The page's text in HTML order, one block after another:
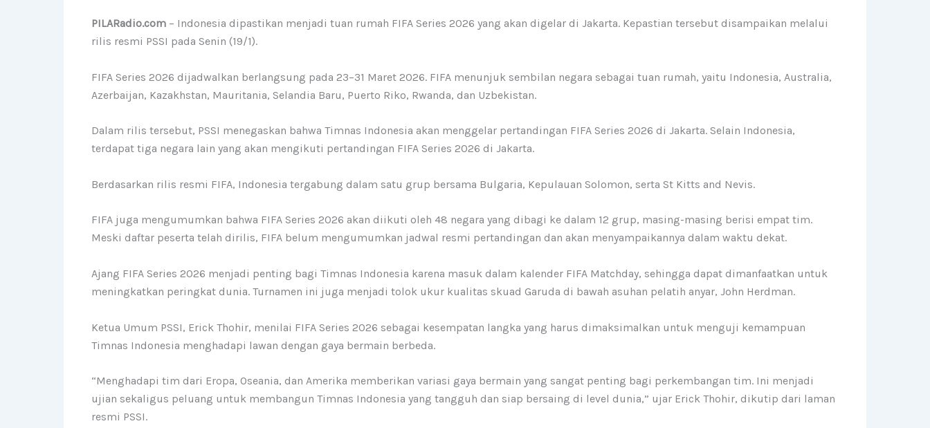
PILARadio.com – Indonesia dipastikan menjadi tuan rumah FIFA Series 2026 yang akan digelar di Jakarta. Kepastian tersebut disampaikan melalui
rilis resmi PSSI pada Senin (19/1).
FIFA Series 2026 dijadwalkan berlangsung pada 23–31 Maret 2026. FIFA menunjuk sembilan negara sebagai tuan rumah, yaitu Indonesia, Australia,
Azerbaijan, Kazakhstan, Mauritania, Selandia Baru, Puerto Riko, Rwanda, dan Uzbekistan.
Dalam rilis tersebut, PSSI menegaskan bahwa Timnas Indonesia akan menggelar pertandingan FIFA Series 2026 di Jakarta. Selain Indonesia,
terdapat tiga negara lain yang akan mengikuti pertandingan FIFA Series 2026 di Jakarta.
Berdasarkan rilis resmi FIFA, Indonesia tergabung dalam satu grup bersama Bulgaria, Kepulauan Solomon, serta St Kitts and Nevis.
FIFA juga mengumumkan bahwa FIFA Series 2026 akan diikuti oleh 48 negara yang dibagi ke dalam 12 grup, masing-masing berisi empat tim.
Meski daftar peserta telah dirilis, FIFA belum mengumumkan jadwal resmi pertandingan dan akan menyampaikannya dalam waktu dekat.
Ajang FIFA Series 2026 menjadi penting bagi Timnas Indonesia karena masuk dalam kalender FIFA Matchday, sehingga dapat dimanfaatkan untuk
meningkatkan peringkat dunia. Turnamen ini juga menjadi tolok ukur kualitas skuad Garuda di bawah asuhan pelatih anyar, John Herdman.
Ketua Umum PSSI, Erick Thohir, menilai FIFA Series 2026 sebagai kesempatan langka yang harus dimaksimalkan untuk menguji kemampuan
Timnas Indonesia menghadapi lawan dengan gaya bermain berbeda.
“Menghadapi tim dari Eropa, Oseania, dan Amerika memberikan variasi gaya bermain yang sangat penting bagi perkembangan tim. Ini menjadi
ujian sekaligus peluang untuk membangun Timnas Indonesia yang tangguh dan siap bersaing di level dunia,” ujar Erick Thohir, dikutip dari laman
resmi PSSI.